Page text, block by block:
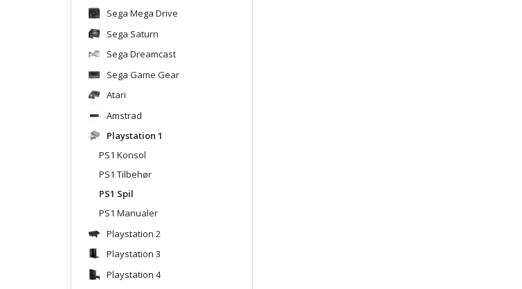
Sega Mega Drive
Sega Saturn
Sega Dreamcast
Sega Game Gear
Atari
Amstrad
Playstation 1
PS1 Konsol
PS1 Tilbehør
PS1 Spil
PS1 Manualer
Playstation 2
Playstation 3
Playstation 4